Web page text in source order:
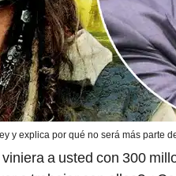
y explica por qué no será más parte
a usted con 300